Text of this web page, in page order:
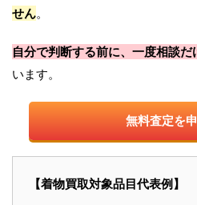
せん。
自分で判断する前に、一度相談
います。
無料査定を
【着物買取対象品目代表例】